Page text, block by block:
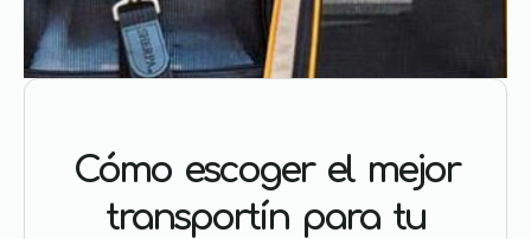
Cómo escoger el mejor
transportín para tu